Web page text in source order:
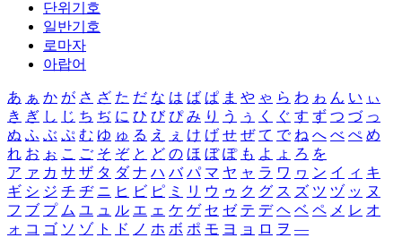
단위기호
일반기호
로마자
아랍어
あ ぁ か が さ ざ た だ な は ば ぱ ま や ゃ ら わ ゎ ん い ぃ
き ぎ し じ ち ぢ に ひ び ぴ み り う ぅ く ぐ す ず つ づ っ
ぬ ふ ぶ ぷ む ゆ ゅ る え ぇ け げ せ ぜ て で ね へ べ ぺ め
れ お ぉ こ ご そ ぞ と ど の ほ ぼ ぽ も よ ょ ろ を
ア ァ カ サ ザ タ ダ ナ ハ バ パ マ ヤ ャ ラ ワ ヮ ン イ ィ キ
ギ シ ジ チ ヂ ニ ヒ ビ ピ ミ リ ウ ゥ ク グ ス ズ ツ ヅ ッ ヌ
フ ブ プ ム ユ ュ ル エ ェ ケ ゲ セ ゼ テ デ ヘ ベ ペ メ レ オ
ォ コ ゴ ソ ゾ ト ド ノ ホ ボ ポ モ ヨ ョ ロ ヲ ―